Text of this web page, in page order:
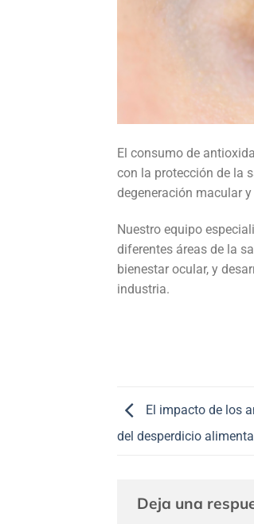
El consumo de
con la protección de la
degeneración macular
Nuestro equipo
diferentes áreas de la
bienestar ocular, y
industria.
El impacto de los
del desperdicio
Deja una